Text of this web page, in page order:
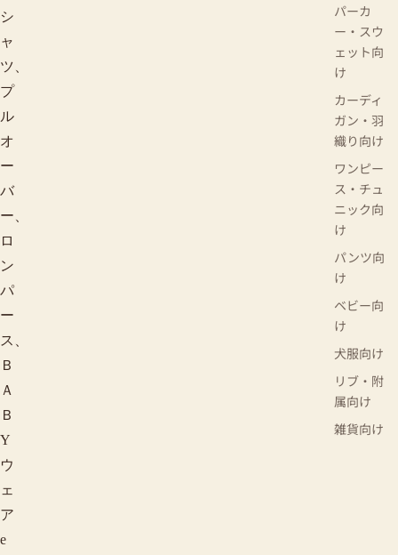
パーカ
ー・スウ
ェット向
け
カーディ
ガン・羽
織り向け
ワンピー
ス・チュ
ニック向
け
パンツ向
け
ベビー向
け
犬服向け
リブ・附
属向け
雑貨向け
シ
ャ
ツ、
プ
ル
オ
ー
バ
ー、
ロ
ン
パ
ー
ス、
Ｂ
Ａ
Ｂ
Y
ウ
ェ
ア
e